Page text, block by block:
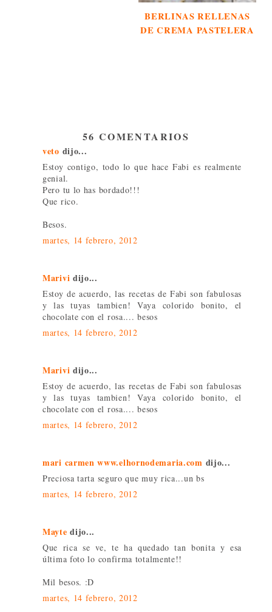
BERLINAS RELLENAS
DE CREMA PASTELERA
56 COMENTARIOS
veto dijo...
Estoy contigo, todo lo que hace Fabi es realmente
genial.
Pero tu lo has bordado!!!
Que rico.
Besos.
martes, 14 febrero, 2012
Marivi dijo...
Estoy de acuerdo, las recetas de Fabi son fabulosas
y las tuyas tambien! Vaya colorido bonito, el
chocolate con el rosa.... besos
martes, 14 febrero, 2012
Marivi dijo...
Estoy de acuerdo, las recetas de Fabi son fabulosas
y las tuyas tambien! Vaya colorido bonito, el
chocolate con el rosa.... besos
martes, 14 febrero, 2012
mari carmen www.elhornodemaria.com dijo...
Preciosa tarta seguro que muy rica...un bs
martes, 14 febrero, 2012
Mayte dijo...
Que rica se ve, te ha quedado tan bonita y esa
última foto lo confirma totalmente!!
Mil besos. :D
martes, 14 febrero, 2012